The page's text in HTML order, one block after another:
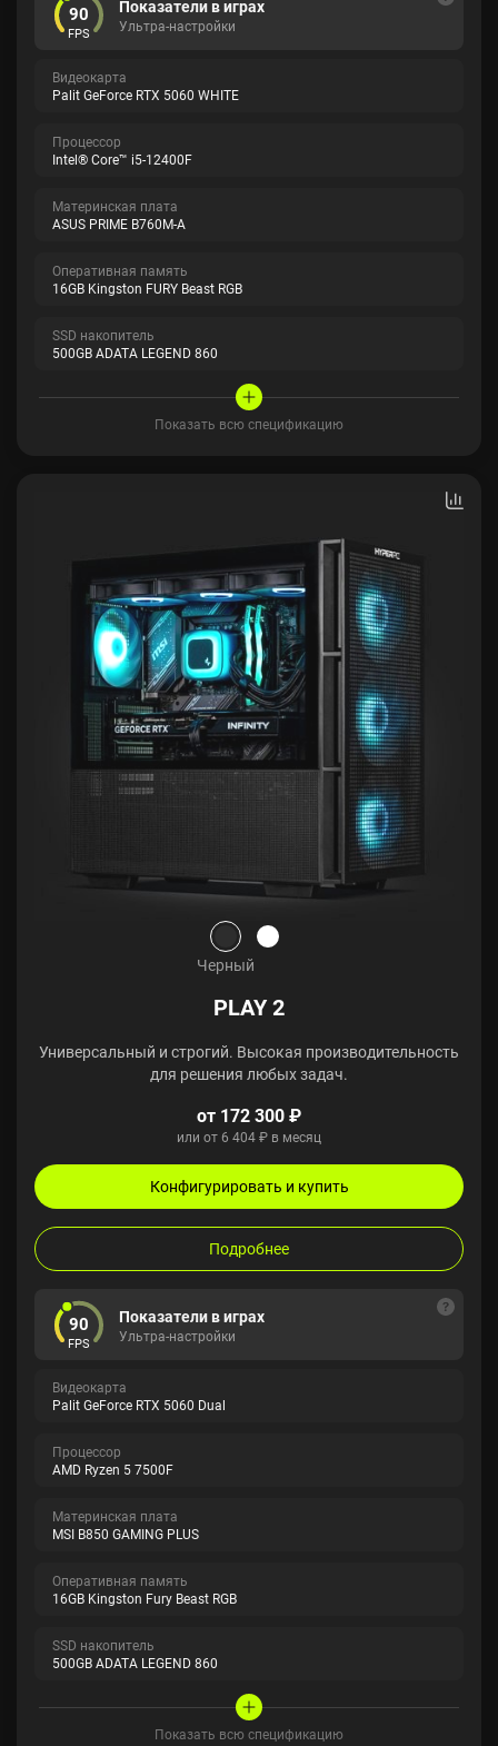
90
FPS
Показатели в играх
Ультра-настройки
Видеокарта
Palit GeForce RTX 5060 WHITE
Процессор
Intel® Core™ i5-12400F
Материнская плата
ASUS PRIME B760M-A
Оперативная память
16GB Kingston FURY Beast RGB
SSD накопитель
500GB ADATA LEGEND 860
Показать всю спецификацию
Черный
PLAY 2
Универсальный и строгий. Высокая производительность
для решения любых задач.
от 172 300 ₽
или от 6 404 ₽ в месяц
Конфигурировать и купить
Подробнее
90
FPS
Показатели в играх
Ультра-настройки
Видеокарта
Palit GeForce RTX 5060 Dual
Процессор
AMD Ryzen 5 7500F
Материнская плата
MSI B850 GAMING PLUS
Оперативная память
16GB Kingston Fury Beast RGB
SSD накопитель
500GB ADATA LEGEND 860
Показать всю спецификацию